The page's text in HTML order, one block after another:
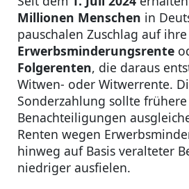
Millionen Menschen in
pauschalen Zuschlag auf ihre
Erwerbsminderungsrente
Folgerenten, die daraus
Witwen- oder Witwerrente.
Sonderzahlung sollte frühere
Benachteiligungen
Renten wegen
hinweg auf Basis veralteter
niedriger ausfielen.